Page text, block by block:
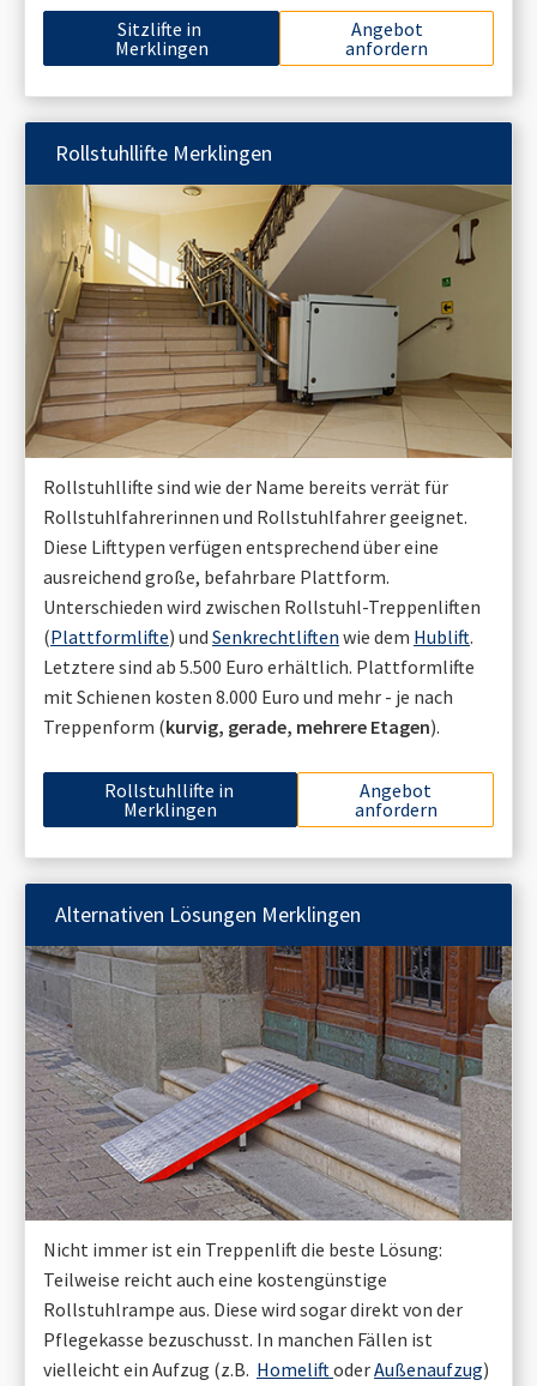
Sitzlifte in
Merklingen
Angebot
anfordern
Rollstuhllifte Merklingen
Rollstuhllifte sind wie der Name bereits verrät für
Rollstuhlfahrerinnen und Rollstuhlfahrer geeignet.
Diese Lifttypen verfügen entsprechend über eine
ausreichend große, befahrbare Plattform.
Unterschieden wird zwischen Rollstuhl-Treppenliften
(Plattformlifte) und Senkrechtliften wie dem Hublift.
Letztere sind ab 5.500 Euro erhältlich. Plattformlifte
mit Schienen kosten 8.000 Euro und mehr - je nach
Treppenform (kurvig, gerade, mehrere Etagen).
Rollstuhllifte in
Merklingen
Angebot
anfordern
Alternativen Lösungen Merklingen
Nicht immer ist ein Treppenlift die beste Lösung:
Teilweise reicht auch eine kostengünstige
Rollstuhlrampe aus. Diese wird sogar direkt von der
Pflegekasse bezuschusst. In manchen Fällen ist
vielleicht ein Aufzug (z.B. HomeliftoderAußenaufzug)